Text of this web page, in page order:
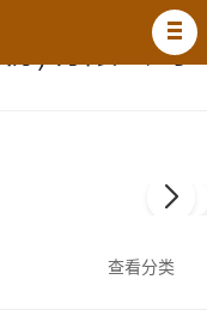
)有限公司-
查看分类